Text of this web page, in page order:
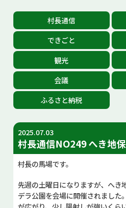
観光・イベント情報
あかいがわ広報
お問い合せ
Select
村長通信
できごと
観光
会議
ふるさと納税
2025.07.03
村長通信NO249 へき地
村長の馬場です。
先週の土曜日になりますが、へき
デラ公園を会場に開催されました